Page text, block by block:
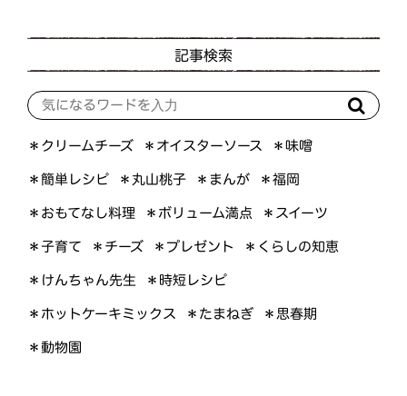
記事検索
＊クリームチーズ ＊オイスターソース ＊味噌
＊簡単レシピ ＊丸山桃子 ＊まんが ＊福岡
＊おもてなし料理 ＊ボリューム満点 ＊スイーツ
＊子育て ＊チーズ ＊プレゼント ＊くらしの知恵
＊けんちゃん先生 ＊時短レシピ
＊ホットケーキミックス ＊たまねぎ ＊思春期
＊動物園